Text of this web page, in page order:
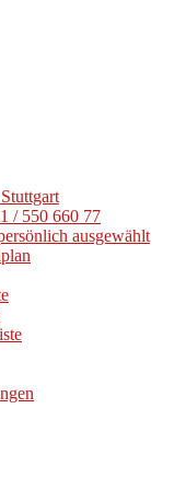
/ 550 660 77
ausgewählt